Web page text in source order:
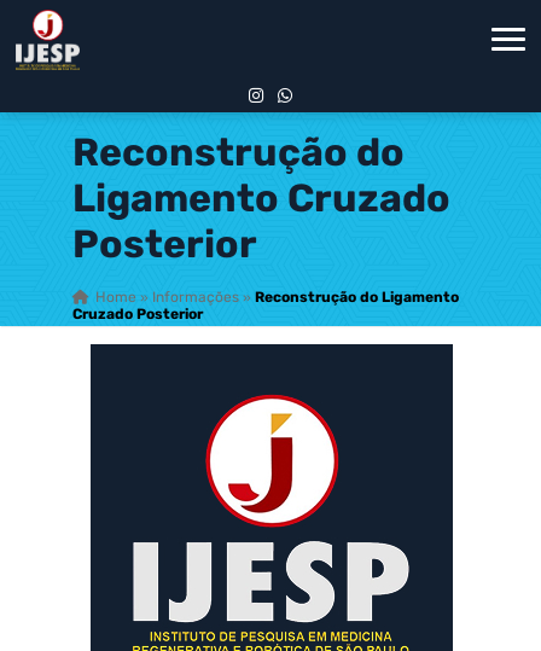
Reconstrução do
Ligamento Cruzado
Posterior
Home » Informações » Reconstrução do Ligamento
Cruzado Posterior